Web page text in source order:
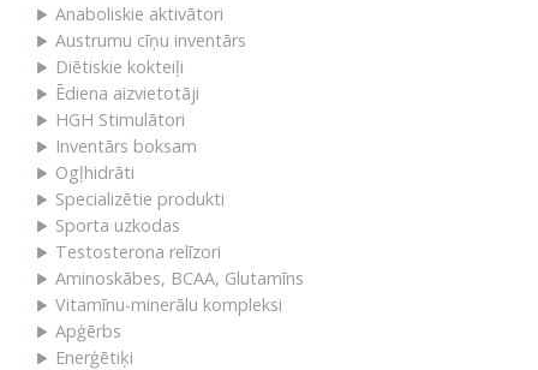
Anaboliskie aktivātori
Austrumu cīņu inventārs
Diētiskie kokteiļi
Ēdiena aizvietotāji
HGH Stimulātori
Inventārs boksam
Ogļhidrāti
Specializētie produkti
Sporta uzkodas
Testosterona relīzori
Aminoskābes, BCAA, Glutamīns
Vitamīnu-minerālu kompleksi
Apģērbs
Enerģētiķi